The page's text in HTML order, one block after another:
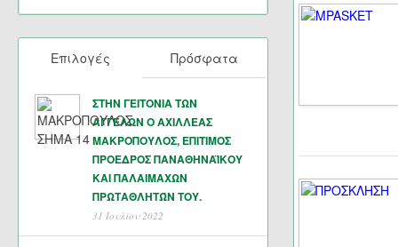
Επιλογές Πρόσφατα
ΣΤΗΝ ΓΕΙΤΟΝΙΑ ΤΩΝ
ΑΓΓΕΛΩΝ Ο ΑΧΙΛΛΕΑΣ
ΜΑΚΡΟΠΟΥΛΟΣ, ΕΠΙΤΙΜΟΣ
ΠΡΟΕΔΡΟΣ ΠΑΝΑΘΗΝΑΪΚΟΥ
ΚΑΙ ΠΑΛΑΙΜΑΧΩΝ
ΠΡΩΤΑΘΛΗΤΏΝ ΤΟΥ.
31 Ιουλίου 2022